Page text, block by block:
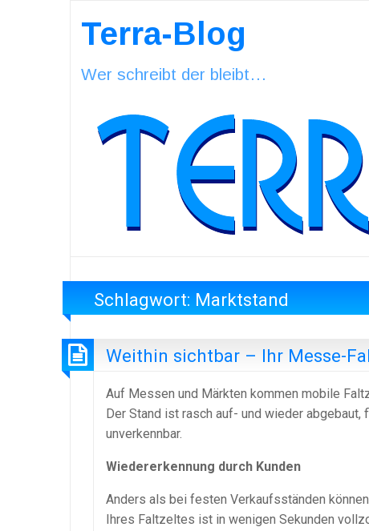
Terra-Blog
Wer schreibt der bleibt…
Schlagwort: Marktstand
Weithin sichtbar – Ihr Messe-
Auf Messen und Märkten kommen mobile
Der Stand ist rasch auf- und wieder
unverkennbar.
Wiedererkennung durch Kunden
Anders als bei festen Verkaufsständen
Ihres Faltzeltes ist in wenigen Sekunden